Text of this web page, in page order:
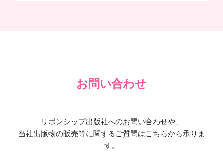
お問い合わせ
リボンシップ出版社へのお問い合わせや、
当社出版物の販売等に関するご質問はこちらから承りま
す。